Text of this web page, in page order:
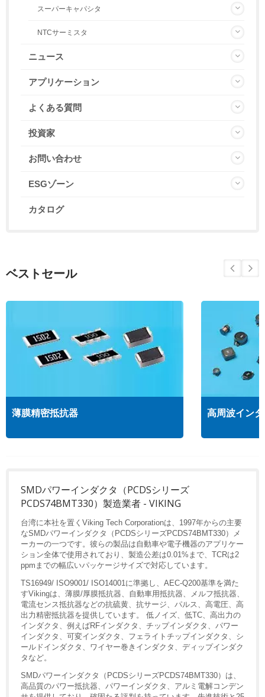
スーパーキャパシタ
NTCサーミスタ
ニュース
アプリケーション
よくある質問
投資家
お問い合わせ
ESGゾーン
カタログ
ベストセール
薄膜精密抵抗器 高周波イン
SMDパワーインダクタ（PCDSシリーズ
PCDS74BMT330）製造業者 - VIKING
台湾に本社を置くViking Tech Corporationは、1997年からの主要
なSMDパワーインダクタ（PCDSシリーズPCDS74BMT330）メ
ーカーの一つです。彼らの製品は自動車や電子機器のアプリケー
ション全体で使用されており、製造公差は0.01%まで、TCRは2
ppmまでの幅広いパッケージサイズで対応しています。
TS16949/ ISO9001/ ISO14001に準拠し、AEC-Q200基準を満た
すVikingは、薄膜/厚膜抵抗器、自動車用抵抗器、メルフ抵抗器、
電流センス抵抗器などの抗硫黄、抗サージ、パルス、高電圧、高
出力精密抵抗器を提供しています。 低ノイズ、低TC、高出力の
インダクタ、例えばRFインダクタ、チップインダクタ、パワー
インダクタ、可変インダクタ、フェライトチップインダクタ、シ
ールドインダクタ、ワイヤー巻きインダクタ、ディップインダク
タなど。
SMDパワーインダクタ（PCDSシリーズPCDS74BMT330）は、
高品質のパワー抵抗器、パワーインダクタ、アルミ電解コンデン